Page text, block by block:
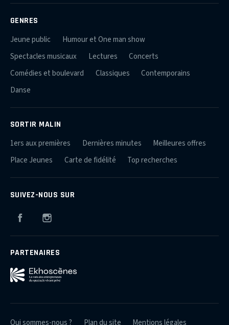
GENRES
Jeune public
Humour et One man show
Spectacles musicaux
Lectures
Concerts
Comédies et boulevard
Classiques
Contemporains
Danse
SORTIR MALIN
1ers aux premières Dernières minutes
Meilleures offres
Place Jeunes
Carte de fidélité Top recherches
SUIVEZ-NOUS SUR
Facebook
PARTENAIRES
Qui sommes-nous ? Plan du site Mentions légales